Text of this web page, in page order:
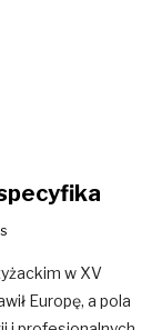
w XV
Europę, a pola